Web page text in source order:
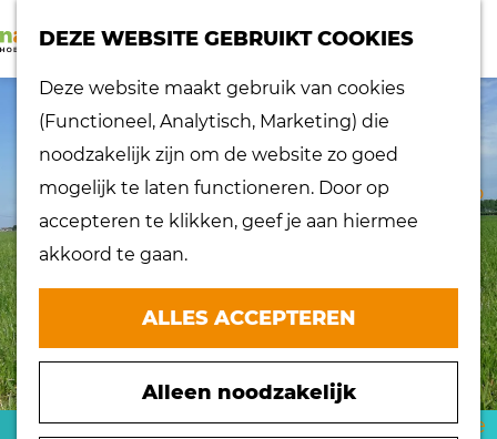
DEZE WEBSITE GEBRUIKT COOKIES
Deze website maakt gebruik van cookies
(Functioneel, Analytisch, Marketing) die
noodzakelijk zijn om de website zo goed
mogelijk te laten functioneren. Door op
accepteren te klikken, geef je aan hiermee
akkoord te gaan.
ALLES ACCEPTEREN
Alleen noodzakelijk
r
d
e
h
o
m
K
a
r
t
Z
e
k
e
n
M
e
n
u
dorpen
Musea
Nationaal
landschap
Ontdek de regio
Recepten
eiland
Waterrijk eiland
Windmolens
Zakelijk bezoek
Zuiderwaterlinie